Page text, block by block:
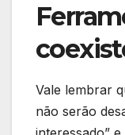
Vale lembrar
não serão